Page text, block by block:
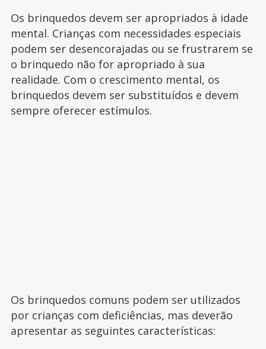
Os brinquedos devem ser apropriados à idade
mental. Crianças com necessidades especiais
podem ser desencorajadas ou se frustrarem se
o brinquedo não for apropriado à sua
realidade. Com o crescimento mental, os
brinquedos devem ser substituídos e devem
sempre oferecer estímulos.
Os brinquedos comuns podem ser utilizados
por crianças com deficiências, mas deverão
apresentar as seguintes características: